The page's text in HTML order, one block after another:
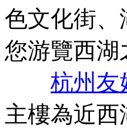
色文化街、
您游覽西
杭州友
主樓為近